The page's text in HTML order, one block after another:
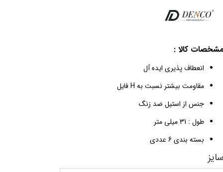
کالا :
انعطاف‌ پذیری ایده آل
مقاومت بیشتر نسبت به H فایل
جنس از استیل ضد زنگ
طول : 31 میلی‌ متر
بسته بندی 6 عددی